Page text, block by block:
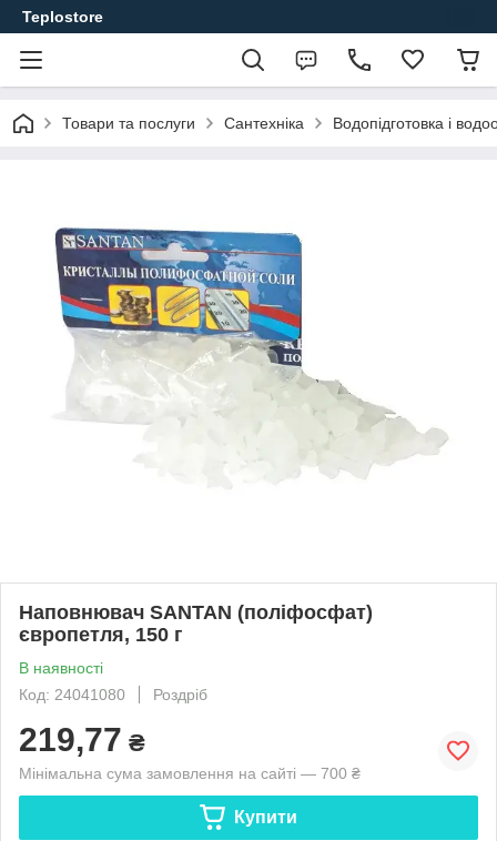
Teplostore
Товари та послуги Сантехніка Водопідготовка і
Наповнювач SANTAN (поліфосфат)
європетля, 150 г
В наявності
Код: 24041080
Роздріб
219,77 ₴
Мінімальна сума замовлення на сайті — 700 ₴
Купити